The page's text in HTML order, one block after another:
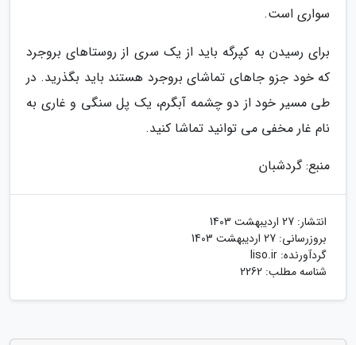
سواری است.
برای رسیدن به کپرگه باید از یک سری از روستاهای بروجرد
که خود جزو جاهای تماشای بروجرد هستند باید بگذرید. در
طی مسیر خود از دو چشمه آبگرم، یک پل سنگی و غاری به
نام غار مخفی می توانید تماشا کنید.
منبع: گردشبان
انتشار: 27 اردیبهشت 1403
بروزرسانی: 27 اردیبهشت 1403
گردآورنده: liso.ir
شناسه مطلب: 2262